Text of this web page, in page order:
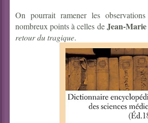
On pourrait ramener les
nombreux points à celles deJean-
retour du tragique.